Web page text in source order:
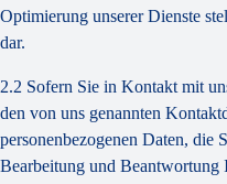
Optimierung unserer Dienste
dar.
2.2 Sofern Sie in Kontakt mit
den von uns genannten
personenbezogenen Daten, die
Bearbeitung und